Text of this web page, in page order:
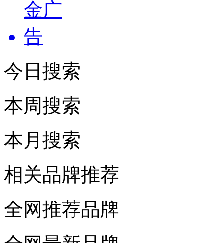
今日搜索
本周搜索
本月搜索
相关品牌推荐
全网推荐品牌